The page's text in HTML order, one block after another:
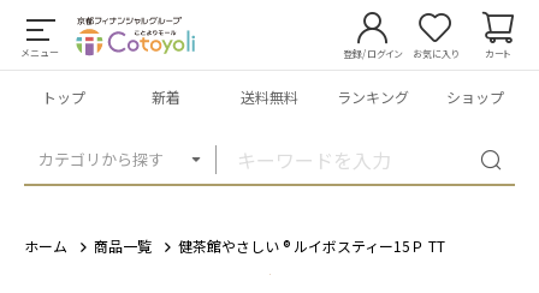
メニュー
カテゴリから探す
登録/ログイン お気に入り カート
トップ 新着 送料無料 ランキング ショップ
ホーム 商品一覧 健茶館やさしい ® ルイボスティー15Ｐ TT